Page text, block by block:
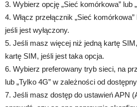
3. Wybierz opcję „Sieć komórkowa” lub
4. Włącz przełącznik „Sieć
jeśli jest wyłączony.
5. Jeśli masz więcej niż jedną kartę
kartę SIM, jeśli jest taka opcja.
6. Wybierz preferowany tryb sieci, na
lub „Tylko 4G” w zależności od
7. Jeśli masz dostęp do ustawień APN